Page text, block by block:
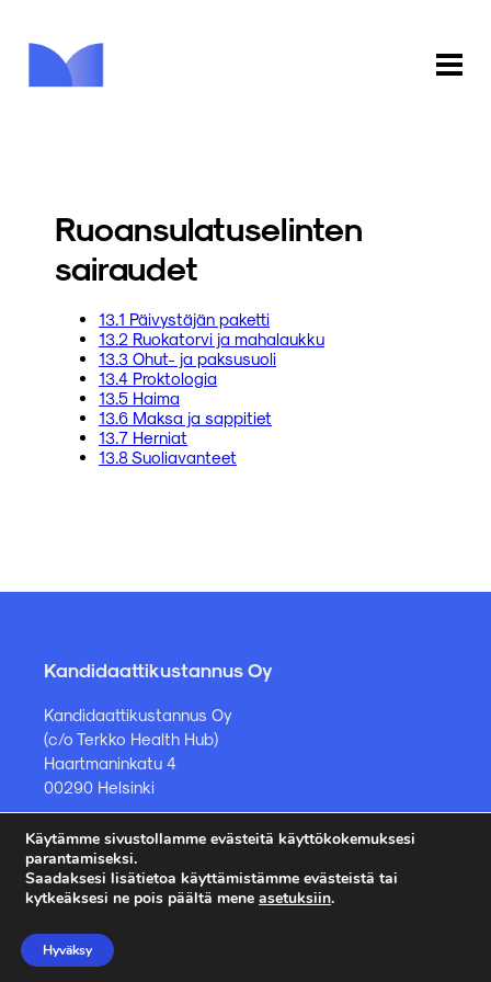
Ruoansulatuselinten
sairaudet
13.1 Päivystäjän paketti
13.2 Ruokatorvi ja mahalaukku
13.3 Ohut- ja paksusuoli
13.4 Proktologia
13.5 Haima
13.6 Maksa ja sappitiet
13.7 Herniat
13.8 Suoliavanteet
Kandidaattikustannus Oy
Kandidaattikustannus Oy
(c/o Terkko Health Hub)
Haartmaninkatu 4
00290 Helsinki
Kirjakauppa ja muut asiat
kauppa@kandidaattikustannus.fi
Käytämme sivustollamme evästeitä käyttökokemuksesi
parantamiseksi.
Saadaksesi lisätietoa käyttämistämme evästeistä tai
kytkeäksesi ne pois päältä mene asetuksiin.
Hyväksy